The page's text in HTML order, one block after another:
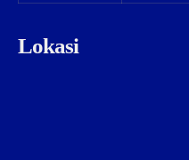
Lokasi